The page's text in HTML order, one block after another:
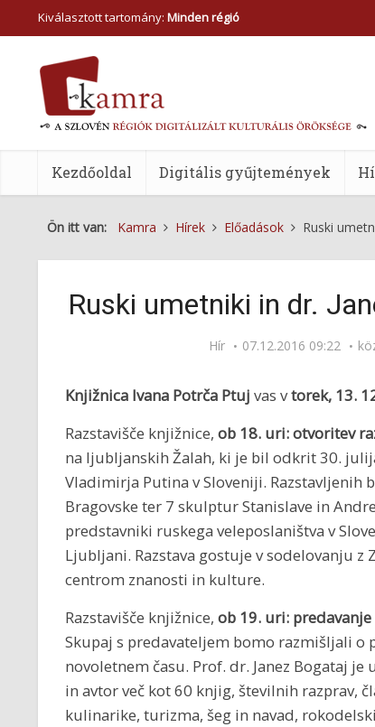
Kiválasztott tartomány: Minden régió
Kezdőoldal Digitális gyűjtemények
Ön itt van: Kamra Hírek Előadások Ruski
Ruski umetniki in dr.
Hír 07.12.2016 09:22
Knjižnica Ivana Potrča Ptuj vas vtorek, 13.
Razstavišče knjižnice, ob 18. uri: otvoritev
na ljubljanskih Žalah, ki je bil odkrit 30.
Vladimirja Putina v Sloveniji. Razstavljenih
Bragovske ter 7 skulptur Stanislave in
predstavniki ruskega veleposlaništva v
Ljubljani. Razstava gostuje v sodelovanju
centrom znanosti in kulture.
Razstavišče knjižnice, ob 19. uri: predavanje
Skupaj s predavateljem bomo razmišljali o
novoletnem času. Prof. dr. Janez Bogataj
in avtor več kot 60 knjig, številnih razprav,
kulinarike, turizma, šeg in navad,